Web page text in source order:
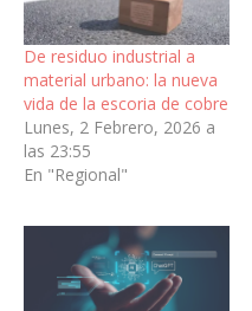
De residuo industrial a
material urbano: la nueva
vida de la escoria de cobre
Lunes, 2 Febrero, 2026 a
las 23:55
En "Regional"